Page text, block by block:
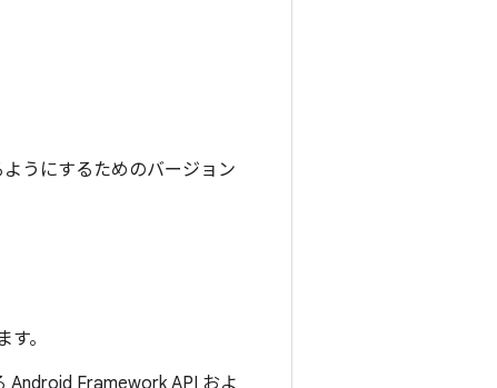
うにするためのバージョン
。
Android Framework API およ